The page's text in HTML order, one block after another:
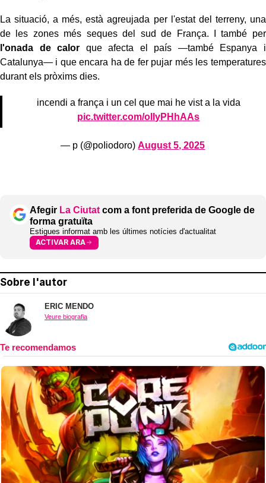
La situació, a més, està agreujada per l'estat del terreny, una
de les zones més seques del sud de França. I també per
l'onada de calor que afecta el país —també Espanya i
Catalunya— i que encara ha de fer pujar més les temperatures
durant els pròxims dies.
incendi a frança i un cel que mai he vist a la vida
pic.twitter.com/oIIyPHhAAs
— p (@poIiodoro)August 5, 2025
Afegir La Ciutat com a font preferida de Google de
forma gratuïta
Estigues informat amb les últimes notícies d'actualitat
ACTIVAR ARA
Sobre l'autor
ERIC MENDO
Veure biografia